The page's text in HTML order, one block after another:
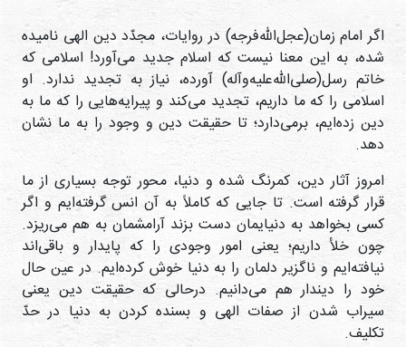
اگر امام زمان(عجل‌الله‌فرجه) در روایات، مجدّد دین الهی نامیده
شده، به این معنا نیست که اسلام جدید می‌آورد! اسلامی که
خاتم رسل(صلی‌الله‌علیه‌وآله) آورده، نیاز به تجدید ندارد. او
اسلامی را که ما داریم، تجدید می‌کند و پیرایه‌هایی را که ما به
دین زده‌ایم، برمی‌دارد؛ تا حقیقت دین و وجود را به ما نشان
دهد.
امروز آثار دین، کمرنگ شده و دنیا، محور توجه بسیاری از ما
قرار گرفته است. تا جایی که کاملاً به آن انس گرفته‌ایم و اگر
کسی بخواهد به دنیایمان دست بزند آرامشمان به هم می‌ریزد.
چون خلأ داریم؛ یعنی امور وجودی را که پایدار و باقی‌اند
نیافته‌ایم و ناگزیر دلمان را به دنیا خوش کرده‌ایم. در عین حال
خود را دیندار هم می‌دانیم. درحالی که حقیقت دین یعنی
سیراب شدن از صفات الهی و بسنده کردن به دنیا در حدّ
تکلیف.